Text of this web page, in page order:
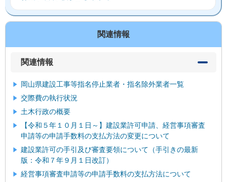
関連情報
関連情報
岡山県建設工事等指名停止業者・指名除外業者一覧
交際費の執行状況
土木行政の概要
【令和５年１０月１日～】建設業許可申請、経営事項審査
申請等の申請手数料の支払方法の変更について
建設業許可の手引及び審査要領について（手引きの最新
版：令和７年９月１日改訂）
経営事項審査申請等の申請手数料の支払方法について